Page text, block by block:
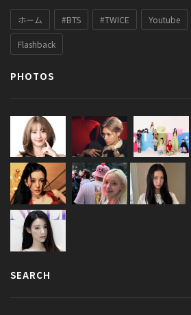
ホーム #BTS #TWICE Youtube
Flashback
PHOTOS
SEARCH